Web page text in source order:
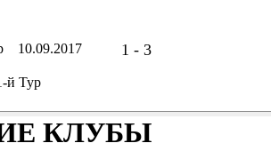
10.09.2017 1 - 3
й Тур
КЛУБЫ